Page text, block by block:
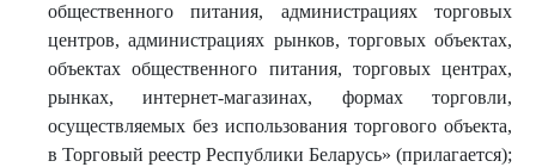
общественного питания, администрациях торговых
центров, администрациях рынков, торговых объектах,
объектах общественного питания, торговых центрах,
рынках, интернет-магазинах, формах торговли,
осуществляемых без использования торгового объекта,
в Торговый реестр Республики Беларусь» (прилагается);